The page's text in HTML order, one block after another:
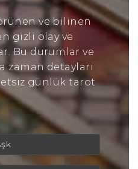
ve bilinen
gizli olay ve
Bu durumlar ve
zaman detayları
günlük tarot